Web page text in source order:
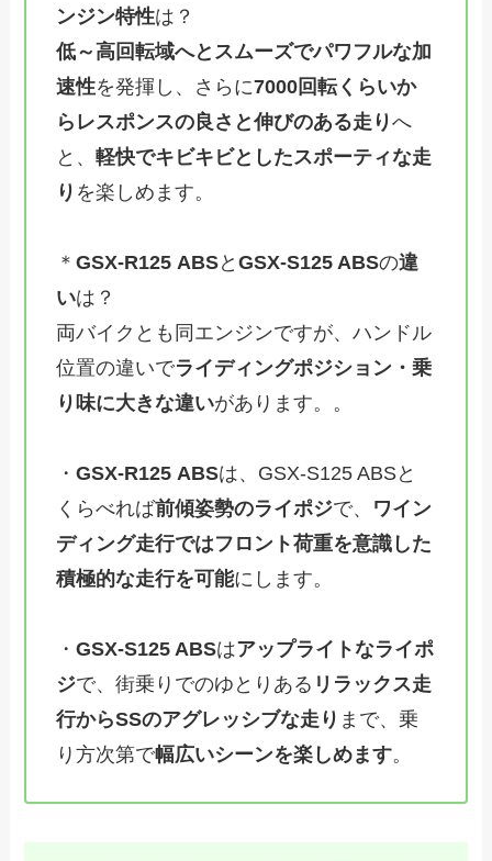
ンジン特性は？
低～高回転域へとスムーズでパワフルな加
速性を発揮し、さらに7000回転くらいか
らレスポンスの良さと伸びのある走りへ
と、軽快でキビキビとしたスポーティな走
り を楽しめます。
＊GSX-R125 ABSとGSX-S125 ABSの違
いは？
両バイクとも同エンジンですが、ハンドル
位置の違いでライディングポジション・乗
り味に大きな違いがあります。。
・GSX-R125 ABSは、GSX-S125 ABSと
くらべれば前傾姿勢のライポジで、 ワイン
ディング走行ではフロント荷重を意識した
積極的な走行を可能にします。
・GSX-S125 ABSはアップライトなライポ
ジで、街乗りでのゆとりある リラックス走
行からSSのアグレッシブな走り まで、乗
り方次第で幅広いシーンを楽しめます。